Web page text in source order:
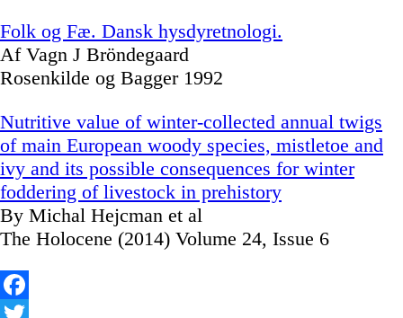
Folk og Fæ. Dansk hysdyretnologi.
Af Vagn J Bröndegaard
Rosenkilde og Bagger 1992
Nutritive value of winter-collected annual twigs
of main European woody species, mistletoe and
ivy and its possible consequences for winter
foddering of livestock in prehistory
By Michal Hejcman et al
The Holocene (2014) Volume 24, Issue 6
Facebook